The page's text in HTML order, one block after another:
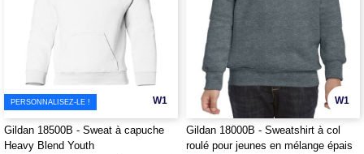
W1
PERSONNALISEZ-LE !
Gildan 18500B - Sweat à capuche
Heavy Blend Youth
W1
Gildan 18000B - Sweatshirt à col
roulé pour jeunes en mélange épais